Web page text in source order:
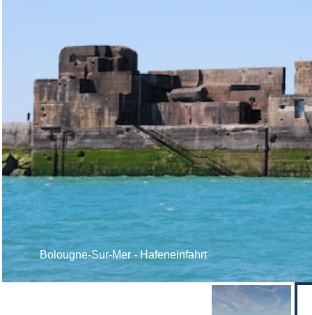
Bolougne-Sur-Mer - Hafeneinfahrt
Bolougne-Sur-Mer